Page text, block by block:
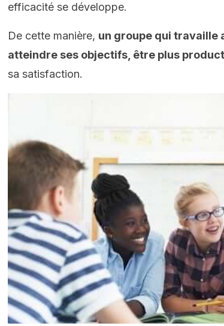
efficacité se développe.
De cette manière, un groupe qui travaille
atteindre ses objectifs, être plus
sa satisfaction.